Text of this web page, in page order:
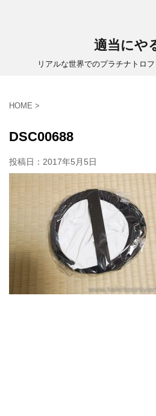
適当にや
リアルな世界でのプラチナトロ
HOME >
DSC00688
投稿日： 2017年5月5日